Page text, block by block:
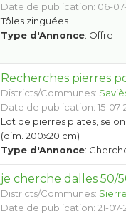
Date de publication: 06-
Tôles zinguées
Type d'Annonce: Offre
Recherches pierres
Districts/Communes:
Date de publication: 15-07-
Lot de pierres plates,
(dim. 200x20 cm)
Type d'Annonce:
je cherche dalles 50/
Districts/Communes: Sierre
Date de publication: 21-07-